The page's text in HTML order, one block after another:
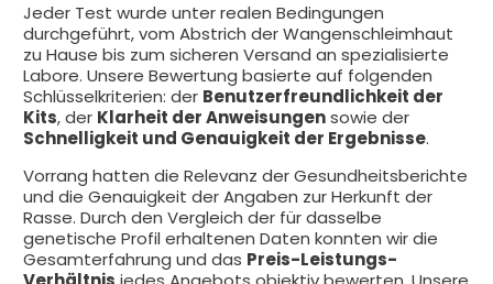
Jeder Test wurde unter realen Bedingungen
durchgeführt, vom Abstrich der Wangenschleimhaut
zu Hause bis zum sicheren Versand an spezialisierte
Labore. Unsere Bewertung basierte auf folgenden
Schlüsselkriterien: der Benutzerfreundlichkeit der
Kits, der Klarheit der Anweisungensowie der
Schnelligkeit und Genauigkeit der Ergebnisse.
Vorrang hatten die Relevanz der Gesundheitsberichte
und die Genauigkeit der Angaben zur Herkunft der
Rasse. Durch den Vergleich der für dasselbe
genetische Profil erhaltenen Daten konnten wir die
Gesamterfahrung und das Preis-Leistungs-